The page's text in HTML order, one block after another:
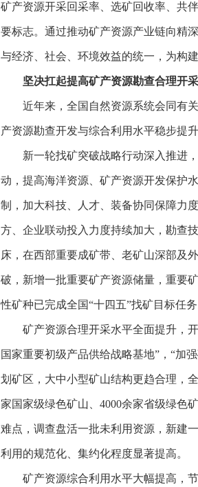
矿产资源开采回采率、选矿回收率、共
要标志。通过推动矿产资源产业链向精
与经济、社会、环境效益的统一，为构
坚决扛起提高矿产资源勘查合理开
近年来，全国自然资源系统会同有
产资源勘查开发与综合利用水平稳步提
新一轮找矿突破战略行动深入推进
动，提高海洋资源、矿产资源开发保护
制，加大科技、人才、装备协同保障力
方、企业联动投入力度持续加大，勘查
床，在西部重要成矿带、老矿山深部及
破，新增一批重要矿产资源储量，重要
性矿种已完成全国“十四五”找矿目标任务
矿产资源合理开采水平全面提升，
国家重要初级产品供给战略基地”，“加
划矿区，大中小型矿山结构更趋合理，
家国家级绿色矿山、4000余家省级绿色
难点，调查盘活一批未利用资源，新建
利用的规范化、集约化程度显著提高。
矿产资源综合利用水平大幅提高，